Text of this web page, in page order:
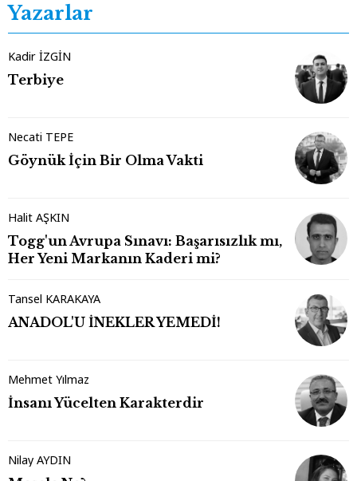
Yazarlar
Kadir İZGİN
Terbiye
Necati TEPE
Göynük İçin Bir Olma Vakti
Halit AŞKIN
Togg'un Avrupa Sınavı: Başarısızlık mı,
Her Yeni Markanın Kaderi mi?
Tansel KARAKAYA
ANADOL'U İNEKLER YEMEDİ!
Mehmet Yılmaz
İnsanı Yücelten Karakterdir
Nilay AYDIN